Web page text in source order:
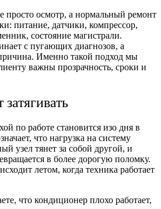
просто осмотр, а нормальный ремонт
питание, датчики, компрессор,
состояние магистрали.
с пугающих диагнозов, а
Именно такой подход мы
важны прозрачность, сроки и
по работе становится изо дня в
что нагрузка на систему
узел тянет за собой другой, и
в более дорогую поломку.
летом, когда техника работает
что кондиционер плохо работает,